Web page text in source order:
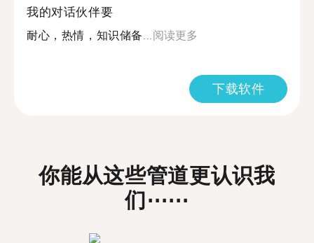
我的对话伙伴要
耐心，热情，知识储备...阅读更多
下载软件
你能从这些管道更认识我
们⋯⋯